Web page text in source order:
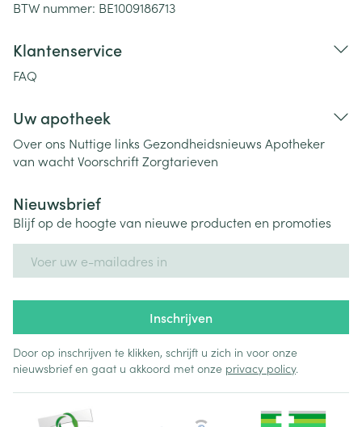
BTW nummer: BE1009186713
Klantenservice
FAQ
Uw apotheek
Over ons Nuttige links Gezondheidsnieuws Apotheker
van wachtVoorschriftZorgtarieven
Nieuwsbrief
Blijf op de hoogte van nieuwe producten en promoties
Inschrijven
Door op inschrijven te klikken, schrijft u zich in voor onze
nieuwsbrief en gaat u akkoord met onze privacy policy.